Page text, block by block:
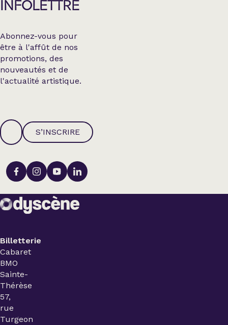
INFOLETTRE
Abonnez-vous pour
être à l'affût de nos
promotions, des
nouveautés et de
l'actualité artistique.
S’INSCRIRE
Billetterie
Cabaret
BMO
Sainte-
Thérèse
57,
rue
Turgeon